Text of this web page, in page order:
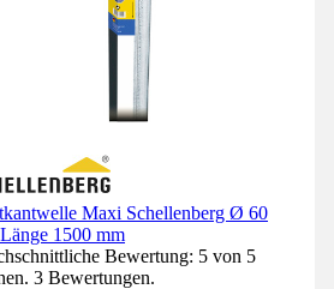
Maxi Schellenberg Ø 60
1500 mm
Bewertung: 5 von 5
3 Bewertungen.